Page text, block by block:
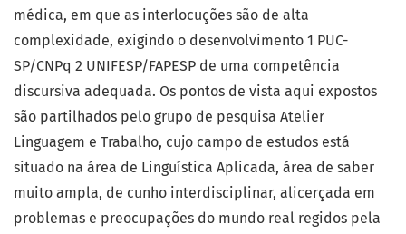
médica, em que as interlocuções são de alta
complexidade, exigindo o desenvolvimento 1 PUC-
SP/CNPq 2 UNIFESP/FAPESP de uma competência
discursiva adequada. Os pontos de vista aqui expostos
são partilhados pelo grupo de pesquisa Atelier
Linguagem e Trabalho, cujo campo de estudos está
situado na área de Linguística Aplicada, área de saber
muito ampla, de cunho interdisciplinar, alicerçada em
problemas e preocupações do mundo real regidos pela